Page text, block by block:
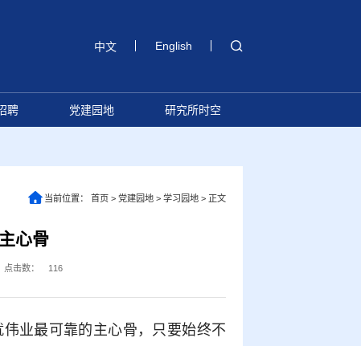
中文 English
聘 党建园地 研究所时空
当前位置： 首页 > 党建园地 > 学习园地 > 正文
心骨
点击数： 116
业最可靠的主心骨，只要始终不